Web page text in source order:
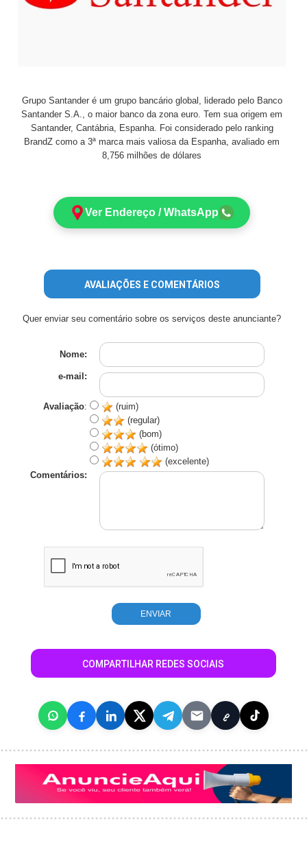
Grupo Santander é um grupo bancário global, liderado pelo Banco
Santander S.A., o maior banco da zona euro. Tem sua origem em
Santander, Cantábria, Espanha. Foi considerado pelo ranking
BrandZ como a 3ª marca mais valiosa da Espanha, avaliado em
8,756 milhões de dólares
Ver Endereço / WhatsApp
AVALIAÇÕES E COMENTÁRIOS
Quer enviar seu comentário sobre os serviços deste anunciante?
Nome:
e-mail:
Avaliação:
(ruim)
(regular)
(bom)
(ótimo)
(excelente)
Comentários:
COMPARTILHAR REDES SOCIAIS